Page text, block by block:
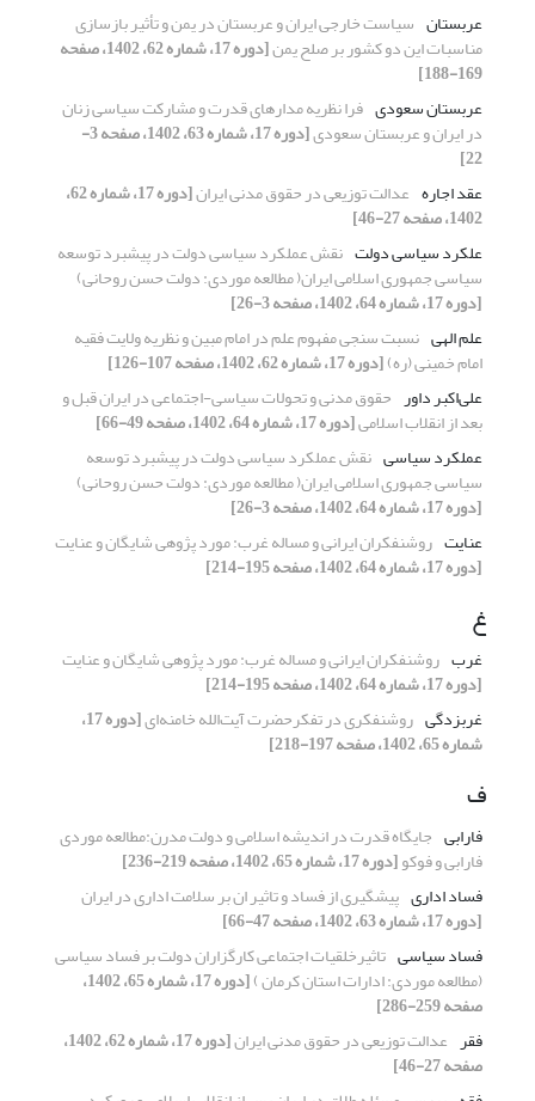
عربستان سیاست خارجی ایران و عربستان در یمن و تأثیر بازسازی
مناسبات این دو کشور بر صلح یمن [دوره 17، شماره 62، 1402، صفحه
169-188]
عربستان سعودی فرا نظریه مدارهای قدرت و مشارکت سیاسی زنان
در ایران و عربستان سعودی [دوره 17، شماره 63، 1402، صفحه 3-
22]
عقد اجاره عدالت توزیعی در حقوق مدنی ایران [دوره 17، شماره 62،
1402، صفحه 27-46]
علکرد سیاسی دولت نقش عملکرد سیاسی دولت در پیشبرد توسعه
سیاسی جمهوری اسلامی ایران( مطالعه موردی: دولت حسن روحانی)
[دوره 17، شماره 64، 1402، صفحه 3-26]
علم الهی نسبت سنجی مفهوم علم در امام مبین و نظریه ولایت فقیه
امام خمینی (ره)[دوره 17، شماره 62، 1402، صفحه 107-126]
علی‌اکبر داور حقوق مدنی و تحولات سیاسی-اجتماعی در ایران قبل و
بعد از انقلاب اسلامی[دوره 17، شماره 64، 1402، صفحه 49-66]
عملکرد سیاسی نقش عملکرد سیاسی دولت در پیشبرد توسعه
سیاسی جمهوری اسلامی ایران( مطالعه موردی: دولت حسن روحانی)
[دوره 17، شماره 64، 1402، صفحه 3-26]
عنایت روشنفکران ایرانی و مساله غرب: مورد پژوهی شایگان و عنایت
[دوره 17، شماره 64، 1402، صفحه 195-214]
غ
غرب روشنفکران ایرانی و مساله غرب: مورد پژوهی شایگان و عنایت
[دوره 17، شماره 64، 1402، صفحه 195-214]
غربزدگی روشنفکری در تفکرحضرت آیت‌الله خامنه‌ای [دوره 17،
شماره 65، 1402، صفحه 197-218]
ف
فارابی جایگاه قدرت در اندیشه اسلامی و دولت مدرن:مطالعه موردی
فارابی و فوکو[دوره 17، شماره 65، 1402، صفحه 219-236]
فساد اداری پیشگیری از فساد و تاثیر ان بر سلامت اداری در ایران
[دوره 17، شماره 63، 1402، صفحه 47-66]
فساد سیاسی تاثیرخلقیات اجتماعی کارگزاران دولت بر فساد سیاسی
(مطالعه موردی: ادارات استان کرمان ) [دوره 17، شماره 65، 1402،
صفحه 259-286]
فقر عدالت توزیعی در حقوق مدنی ایران [دوره 17، شماره 62، 1402،
صفحه 27-46]